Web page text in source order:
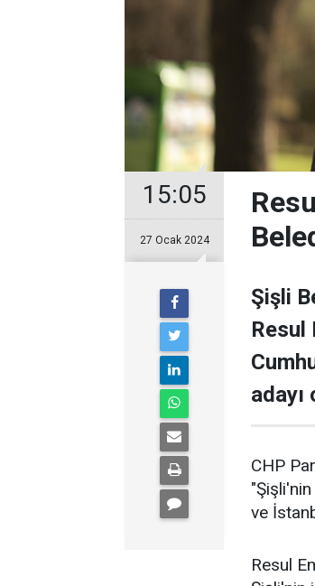
15:05
27 Ocak 2024
Şişli
Resul
adayı
CHP
ve
Resul